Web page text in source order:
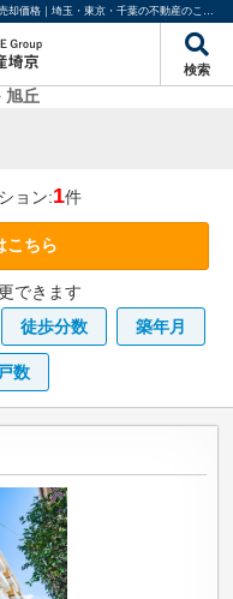
旭丘のマンション情報｜購入・売り物件、売却査定・相場・売却価格｜埼玉・東京・千葉の不動産のことならME不動産埼京
検索
旭丘
ョン:1件
こちら
できます
徒歩分数 築年月
数